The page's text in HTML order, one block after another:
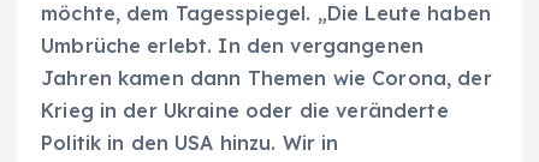
möchte, dem Tagesspiegel. „Die Leute haben
Umbrüche erlebt. In den vergangenen
Jahren kamen dann Themen wie Corona, der
Krieg in der Ukraine oder die veränderte
Politik in den USA hinzu. Wir in